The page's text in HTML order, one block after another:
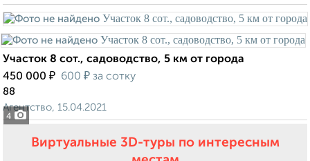
4
Участок 8 сот., садоводство, 5 км от города
450 000 ₽ 600 ₽ за сотку
88
Агентство, 15.04.2021
Виртуальные 3D-туры по интересным